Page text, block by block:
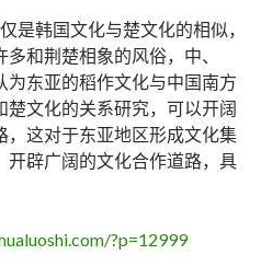
是韩国文化与楚文化的相似，
和荆楚相象的风俗，中、
为东亚的稻作文化与中国南方
楚文化的关系研究，可以开阔
，这对于东亚地区形成文化集
开辟广阔的文化合作道路，具
?p=12999